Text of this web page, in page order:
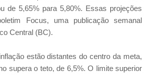
de 5,65% para 5,80%. Essas projeções
Focus, uma publicação semanal
Central (BC).
estão distantes do centro da meta,
supera o teto, de 6,5%. O limite superior